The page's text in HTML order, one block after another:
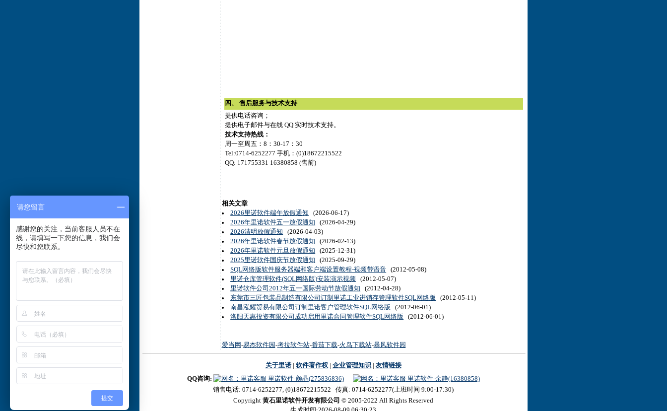
四、 售后服务与技术支持
提供电话咨询；
提供电子邮件与在线 QQ 实时技术支持。
技术支持热线：
周一至周五：8：30-17：30
Tel:0714-6252277 手机：(0)18672215522
QQ: 171755331 16380858 (售前)
相关文章
2026里诺软件端午放假通知 (2026-06-17)
2026年里诺软件五一放假通知 (2026-04-29)
2026清明放假通知 (2026-04-03)
2026年里诺软件春节放假通知 (2026-02-13)
2026年里诺软件元旦放假通知 (2025-12-31)
2025里诺软件国庆节放假通知 (2025-09-29)
SQL网络版软件服务器端和客户端设置教程-视频带语音 (2012-05-08)
里诺仓库管理软件(SQL网络版)安装演示视频 (2012-05-07)
里诺软件公司2012年五一国际劳动节放假通知 (2012-04-28)
东莞市三匠包装品制造有限公司订制里诺工业进销存管理软件SQL网络版 (2012-05-11)
南昌泓耀贸易有限公司订制里诺客户管理软件SQL网络版 (2012-06-01)
洛阳天惠投资有限公司成功启用里诺合同管理软件SQL网络版 (2012-06-01)
爱当网 -易杰软件园 -考拉软件站-番茄下载-火鸟下载站-暴风软件园
关于里诺| 软件著作权| 企业管理知识| 友情链接
QQ咨询:
里诺软件-颜晶(275836836) 里诺软件-余静(16380858)
销售电话: 0714-6252277, (0)18672215522 传真: 0714-6252277(上班时间 9:00-17:30)
Copyright 黄石里诺软件开发有限公司 © 2005-2022 All Rights Reserved
请您留言
感谢您的关注，当前客服人员不在
线，请填写一下您的信息，我们会
尽快和您联系。
提交